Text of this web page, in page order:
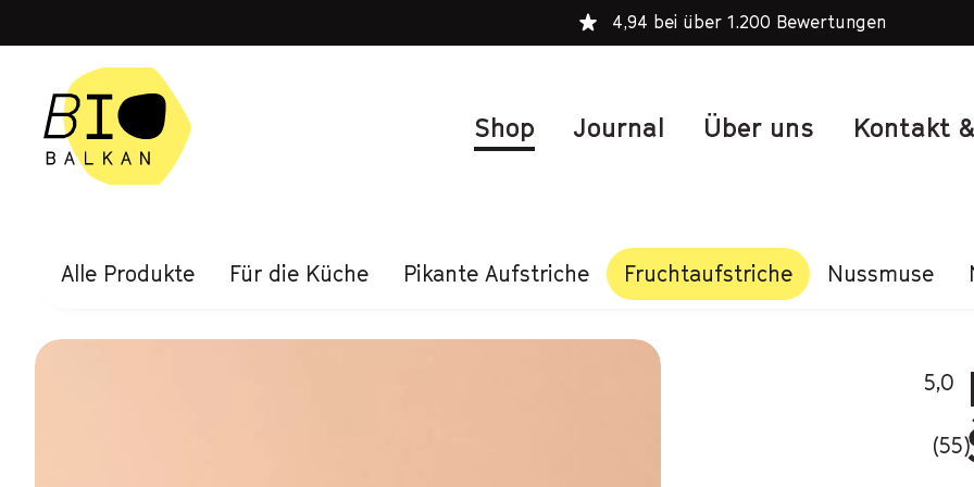
Gratis Versand ab CHF 85.—
Shop Journal Über uns Kontakt
Alle Produkte Für die Küche Pikante Aufstriche Fruchtaufstriche Nussmuse
5,0
(55)